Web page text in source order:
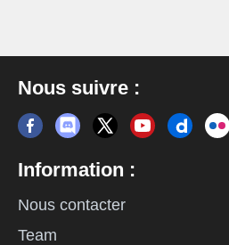
Nous suivre :
Information :
Nous contacter
Team